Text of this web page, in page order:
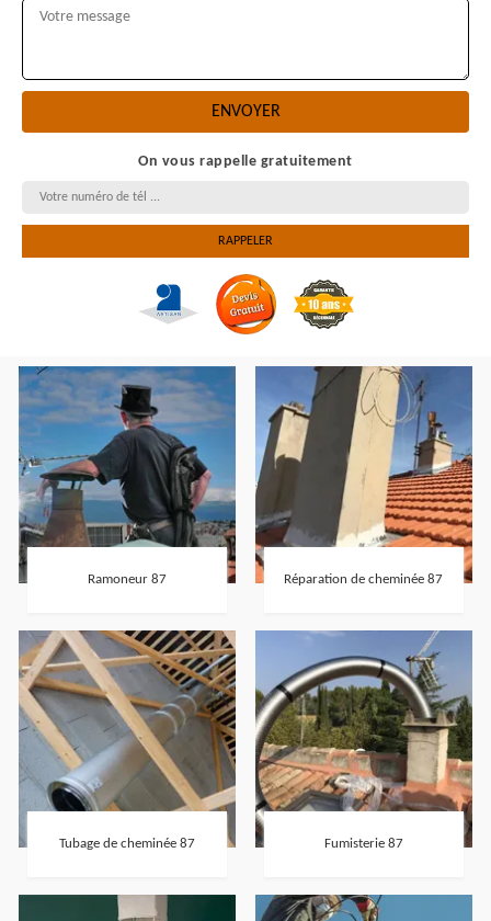
On vous rappelle gratuitement
Ramoneur 87 Réparation de cheminée 87
Tubage de cheminée 87 Fumisterie 87